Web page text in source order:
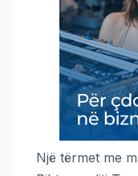
Një tërmet me